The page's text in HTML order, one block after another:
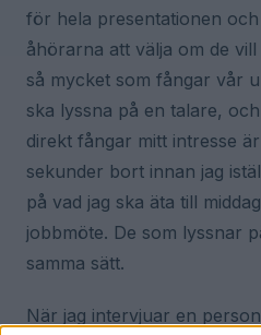
för hela presentationen
åhörarna att välja om de
så mycket som fångar vår
ska lyssna på en talare,
direkt fångar mitt intresse
sekunder bort innan jag
på vad jag ska äta till
jobbmöte. De som lyssnar
samma sätt.
När jag intervjuar en